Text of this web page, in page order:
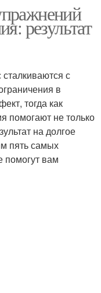
результат
с
в
тогда как
помогают не только
на долгое
пять самых
вам